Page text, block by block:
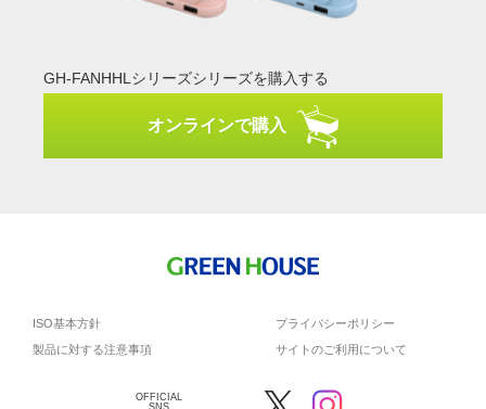
GH-FANHHLシリーズシリーズを購入する
オンラインで購入
ISO基本方針
プライバシーポリシー
製品に対する注意事項
サイトのご利用について
OFFICIAL